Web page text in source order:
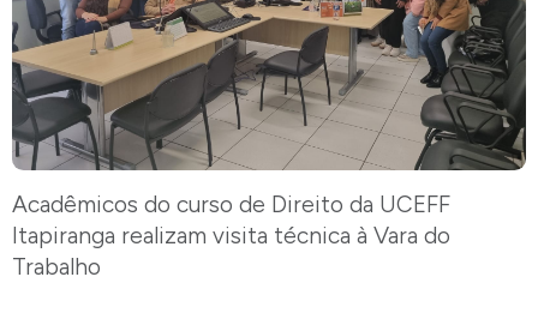
Acadêmicos do curso de Direito da UCEFF
Itapiranga realizam visita técnica à Vara do
Trabalho